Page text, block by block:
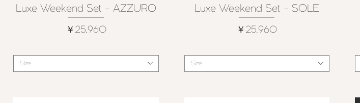
クイックビュー
Luxe Weekend Set - AZZURO
価格
￥25,960
Size
クイックビュー
Luxe Weekend Set - SOLE
価格
￥25,960
Size